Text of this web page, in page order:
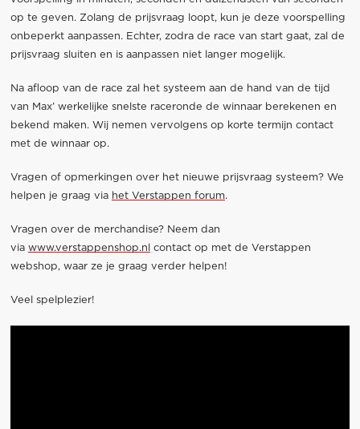
op te geven. Zolang de prijsvraag loopt, kun je deze voorspelling
onbeperkt aanpassen. Echter, zodra de race van start gaat, zal de
prijsvraag sluiten en is aanpassen niet langer mogelijk.
Na afloop van de race zal het systeem aan de hand van de tijd
van Max’ werkelijke snelste raceronde de winnaar berekenen en
bekend maken. Wij nemen vervolgens op korte termijn contact
met de winnaar op.
Vragen of opmerkingen over het nieuwe prijsvraag systeem? We
helpen je graag via het Verstappen forum.
Vragen over de merchandise? Neem dan
via www.verstappenshop.nl
contact op met de Verstappen
webshop, waar ze je graag verder helpen!
Veel spelplezier!